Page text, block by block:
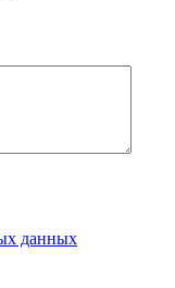
данных